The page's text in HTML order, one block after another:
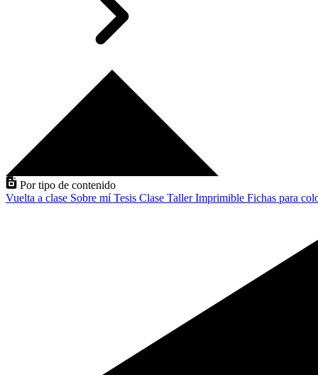
Por tipo de contenido
Vuelta a clase Sobre míTesis Clase TallerImprimible Fichas para